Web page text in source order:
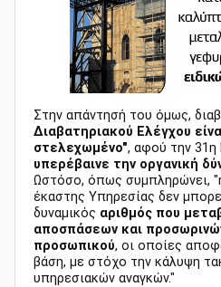
Στην απάντησή του όμως,
Διαβατηριακού Ελέγχου
στελεχωμένο", αφού την 31η
υπερέβαινε την οργανική
Ωστόσο, όπως συμπληρώνει,
έκαστης Υπηρεσίας δεν
δυναμικός αριθμός που
αποσπάσεων και
προσωπικού, οι οποίες
βάση, με στόχο την κάλυψη
υπηρεσιακών αναγκών."